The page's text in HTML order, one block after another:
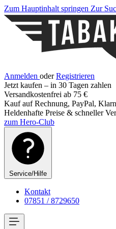
Zum Hauptinhalt springen Zur
Anmelden oder Registrieren
Jetzt kaufen – in 30 Tagen zahlen
Versandkostenfrei ab 75 €
Kauf auf Rechnung, PayPal,
Heldenhafte Preise & schneller
zum Hero-Club
Service/Hilfe
Kontakt
07851 / 8729650